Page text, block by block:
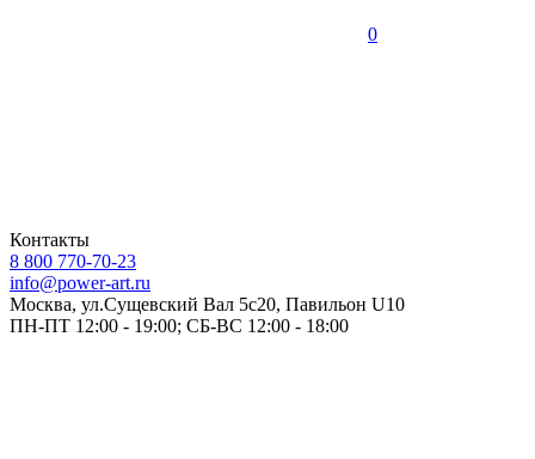
0
Контакты
8 800 770-70-23
info@power-art.ru
Москва, ул.Сущевский Вал 5с20, Павильон U10
ПН-ПТ 12:00 - 19:00; СБ-ВС 12:00 - 18:00